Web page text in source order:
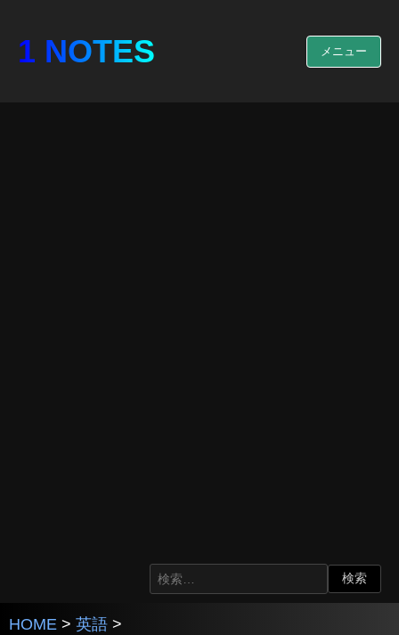
1 NOTES メニュー
HOME > 英語 >